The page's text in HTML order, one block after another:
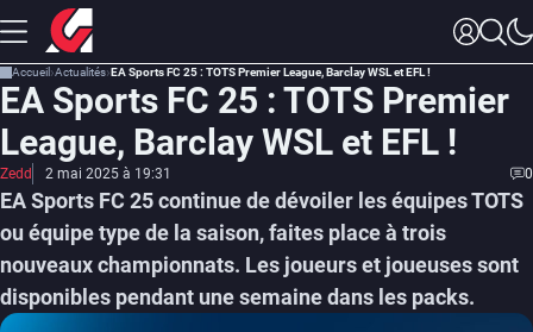
Accueil Actualités EA Sports FC 25 : TOTS Premier League, Barclay WSL et EFL !
EA Sports FC 25 : TOTS Premier
League, Barclay WSL et EFL !
Zedd 2 mai 2025 à 19:31 0
EA Sports FC 25 continue de dévoiler les équipes TOTS
ou équipe type de la saison, faites place à trois
nouveaux championnats. Les joueurs et joueuses sont
disponibles pendant une semaine dans les packs.